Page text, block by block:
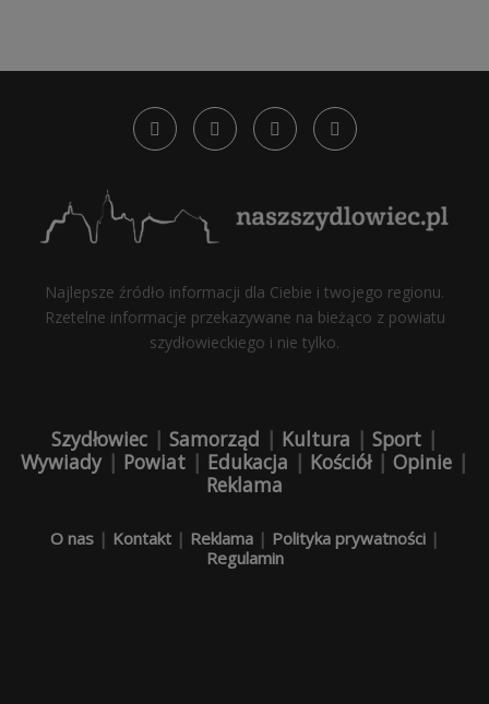
Najlepsze źródło informacji dla Ciebie i twojego regionu.
Rzetelne informacje przekazywane na bieżąco z powiatu
szydłowieckiego i nie tylko.
Szydłowiec | Samorząd | Kultura | Sport |
Wywiady| Powiat | Edukacja | Kościół| Opinie |
Reklama
O nas| Kontakt| Reklama| Polityka prywatności|
Regulamin